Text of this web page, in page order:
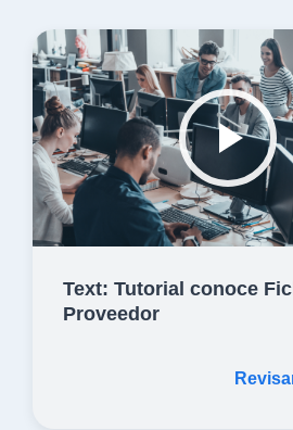
Text: Tutorial conoce
Proveedor